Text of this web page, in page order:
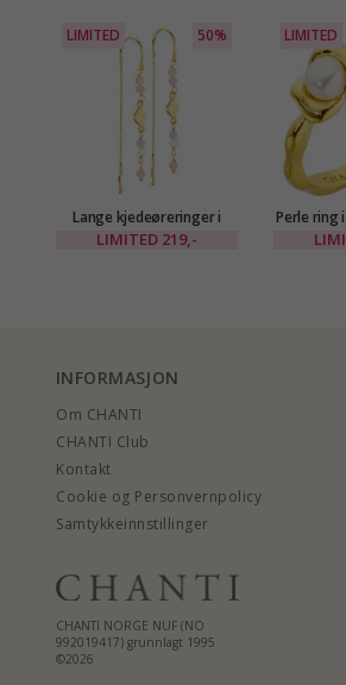
LIMITED 50%
Lange kjedeøreringer i
forgylt messing - Eliné
LIMITED 219,-
LIMITED
Perle ring
INFORMASJON
Om CHANTI
CHANTI Club
Kontakt
Cookie og Personvernpolicy
Samtykkeinnstillinger
CHANTI NORGE NUF (NO
992019417) grunnlagt 1995
©2026